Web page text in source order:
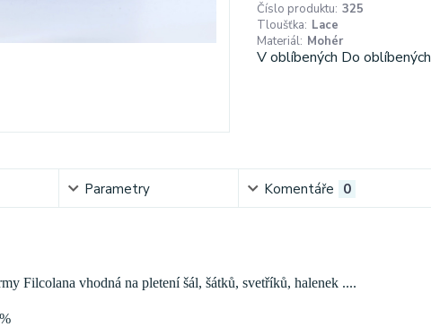
Číslo produktu: 325
Tloušťka: Lace
Materiál: Mohér
V oblíbených Do oblíbených
Parametry Komentáře 0
Filcolana vhodná na pletení šál, šátků, svetříků, halenek ....